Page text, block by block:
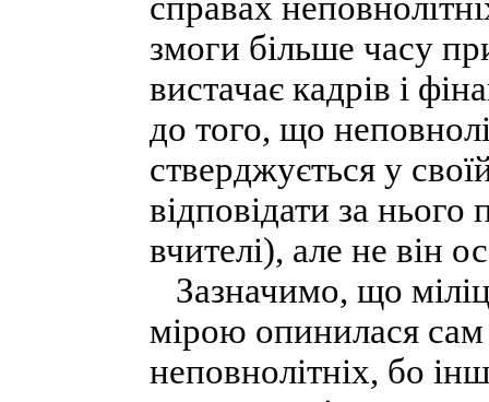
змоги більше часу
вистачає кадрів і
до того, що
стверджується у
відповідати за
вчителі), але не він
Зазначимо, що
мірою опинилася сам
неповнолітніх, бо